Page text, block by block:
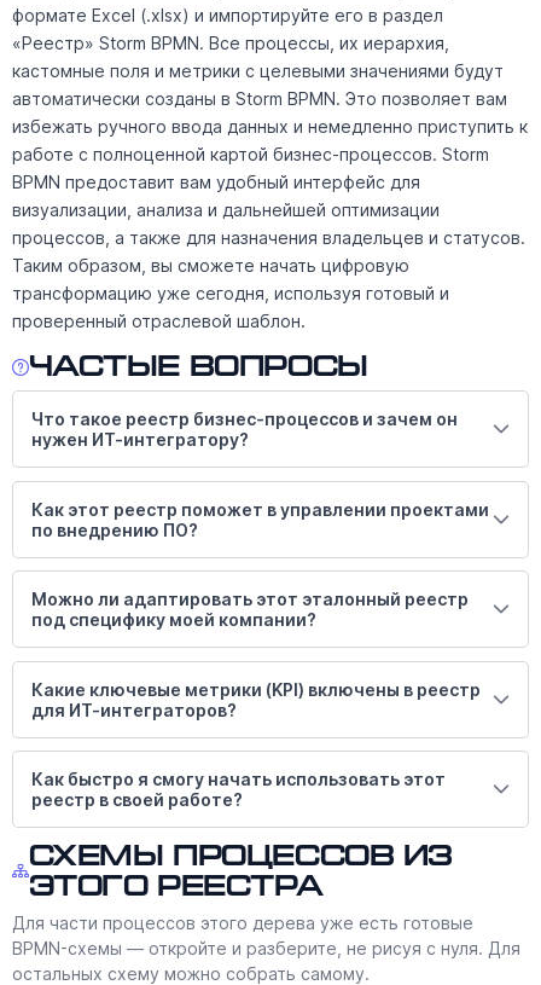
формате Excel (.xlsx) и импортируйте его в раздел
«Реестр» Storm BPMN. Все процессы, их иерархия,
кастомные поля и метрики с целевыми значениями будут
автоматически созданы в Storm BPMN. Это позволяет вам
избежать ручного ввода данных и немедленно приступить к
работе с полноценной картой бизнес-процессов. Storm
BPMN предоставит вам удобный интерфейс для
визуализации, анализа и дальнейшей оптимизации
процессов, а также для назначения владельцев и статусов.
Таким образом, вы сможете начать цифровую
трансформацию уже сегодня, используя готовый и
проверенный отраслевой шаблон.
Частые вопросы
Что такое реестр бизнес-процессов и зачем он
нужен ИТ-интегратору?
Как этот реестр поможет в управлении проектами
по внедрению ПО?
Можно ли адаптировать этот эталонный реестр
под специфику моей компании?
Какие ключевые метрики (KPI) включены в реестр
для ИТ-интеграторов?
Как быстро я смогу начать использовать этот
реестр в своей работе?
Схемы процессов из
этого реестра
Для части процессов этого дерева уже есть готовые
BPMN-схемы — откройте и разберите, не рисуя с нуля. Для
остальных схему можно собрать самому.